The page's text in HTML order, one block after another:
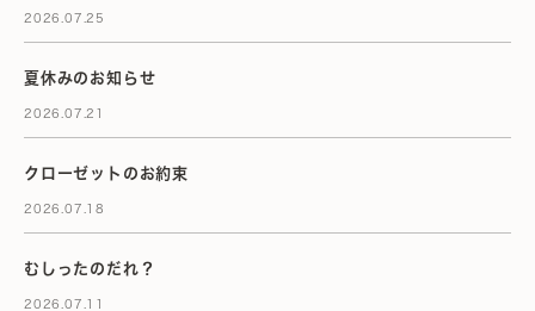
2026.07.25
夏休みのお知らせ
2026.07.21
クローゼットのお約束
2026.07.18
むしったのだれ？
2026.07.11